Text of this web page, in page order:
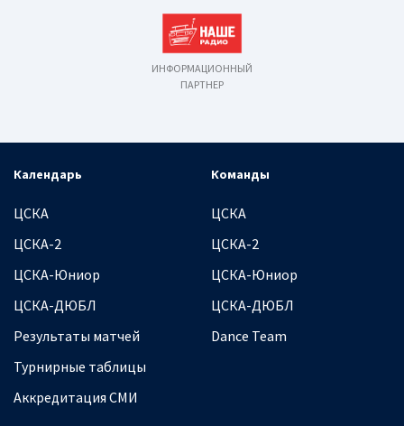
ИНФОРМАЦИОННЫЙ
ПАРТНЕР
Календарь
ЦСКА
ЦСКА-2
ЦСКА-Юниор
ЦСКА-ДЮБЛ
Результаты матчей
Турнирные таблицы
Аккредитация СМИ
Команды
ЦСКА
ЦСКА-2
ЦСКА-Юниор
ЦСКА-ДЮБЛ
Dance Team